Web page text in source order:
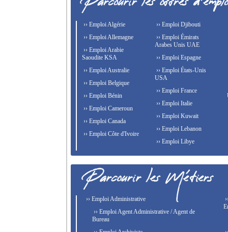
›› Emploi Algérie
›› Emploi Allemagne
›› Emploi Arabie
Saoudite KSA
›› Emploi Australie
›› Emploi Belgique
›› Emploi Bénin
›› Emploi Cameroun
›› Emploi Canada
›› Emploi Côte d'Ivoire
›› Emploi Djibouti
›› Emploi Émirats
Arabes Unis UAE
›› Emploi Espagne
›› Emploi États-Unis
USA
›› Emploi France
›› Emploi Italie
›› Emploi Kuwait
›› Emploi Lebanon
›› Emploi Libye
›› Emploi Administrative
›› Emploi Agent Administrative / Agent de
Bureau